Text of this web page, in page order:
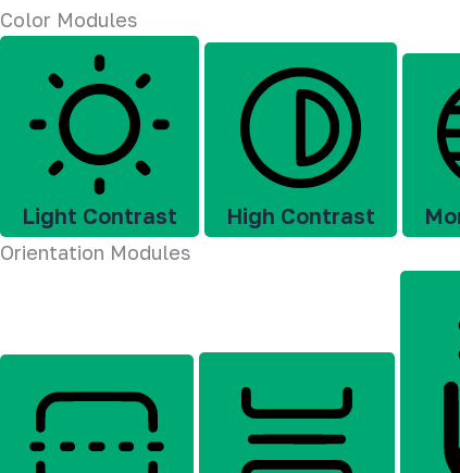
Color Modules
Light Contrast High Contrast
Orientation Modules